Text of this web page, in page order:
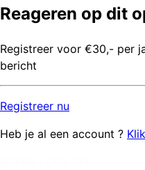
Reageren op dit
Registreer voor €30,- per
bericht
Registreer nu
Heb je al een account ?